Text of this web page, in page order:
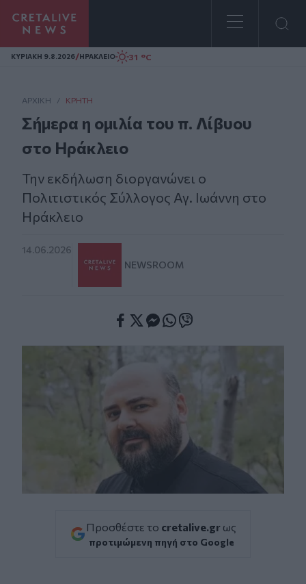
Homepage
ΚΥΡΙΑΚΗ 9.8.2026/ΗΡΑΚΛΕΙΟ 31 °C
ΑΡΧΙΚΗ / ΚΡΉΤΗ
Σήμερα η ομιλία του π. Λίβυου
στο Ηράκλειο
Την εκδήλωση διοργανώνει ο
Πολιτιστικός Σύλλογος Αγ. Ιωάννη στο
Ηράκλειο
14.06.2026
NEWSROOM
Προσθέστε το cretalive.gr ως
προτιμώμενη πηγή στο Google